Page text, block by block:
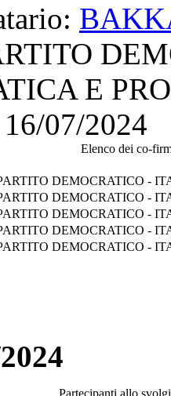
E
16/07/2024
Elenco dei co-
DEMOCRATICO -
DEMOCRATICO -
DEMOCRATICO -
DEMOCRATICO -
DEMOCRATICO -
Partecipanti allo